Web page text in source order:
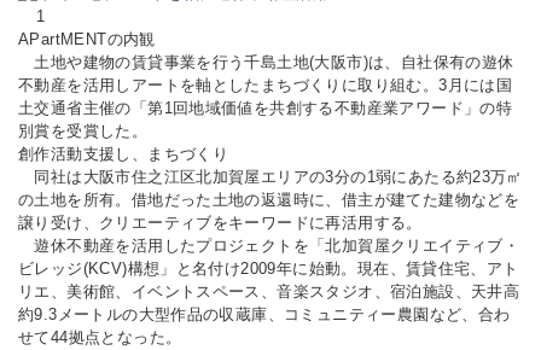
1
APartMENTの内観
土地や建物の賃貸事業を行う千島土地(大阪市)は、自社保有の遊休
不動産を活用しアートを軸としたまちづくりに取り組む。3月には国
土交通省主催の「第1回地域価値を共創する不動産業アワード」の特
別賞を受賞した。
創作活動支援し、まちづくり
同社は大阪市住之江区北加賀屋エリアの3分の1弱にあたる約23万㎡
の土地を所有。借地だった土地の返還時に、借主が建てた建物などを
譲り受け、クリエーティブをキーワードに再活用する。
遊休不動産を活用したプロジェクトを「北加賀屋クリエイティブ・
ビレッジ(KCV)構想」と名付け2009年に始動。現在、賃貸住宅、アト
リエ、美術館、イベントスペース、音楽スタジオ、宿泊施設、天井高
約9.3メートルの大型作品の収蔵庫、コミュニティー農園など、合わ
せて44拠点となった。